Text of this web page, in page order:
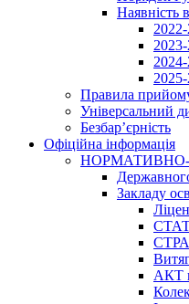
Наявність
Правила
Універсальний
Безбар’єрність
Офіційна інформація
Закладу
АКТ